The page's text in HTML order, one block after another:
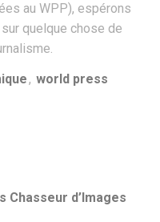
au WPP), espérons
quelque chose de
, world press
Chasseur d’Images